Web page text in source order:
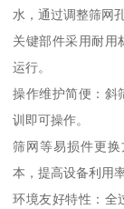
水，通过调整筛网
关键部件采用耐用
运行。
操作维护简便：斜
训即可操作。
筛网等易损件更
本，提高设备利用率
环境友好特性：全